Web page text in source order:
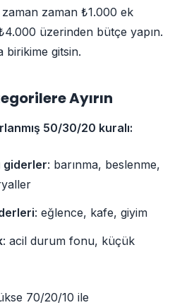
zaman ₺1.000 ek
üzerinden bütçe yapın.
birikime gitsin.
Ayırın
50/30/20 kuralı:
giderler: barınma, beslenme,
: eğlence, kafe, giyim
: acil durum fonu, küçük
70/20/10 ile